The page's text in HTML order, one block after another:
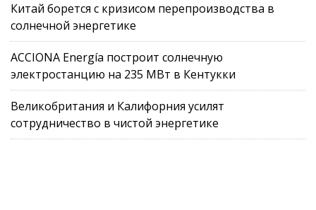
Китай борется с кризисом перепроизводства в
солнечной энергетике
ACCIONA Energía построит солнечную
электростанцию на 235 МВт в Кентукки
Великобритания и Калифорния усилят
сотрудничество в чистой энергетике